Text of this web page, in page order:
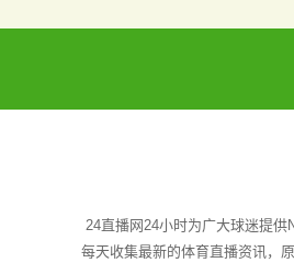
24直播网24小时为广大球迷提
每天收集最新的体育直播资讯，